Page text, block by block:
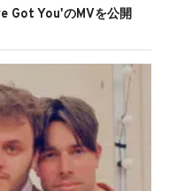
Got You'のMVを公開